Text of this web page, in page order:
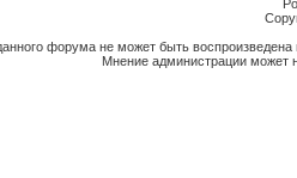
форума не может быть
Мнение администрации может